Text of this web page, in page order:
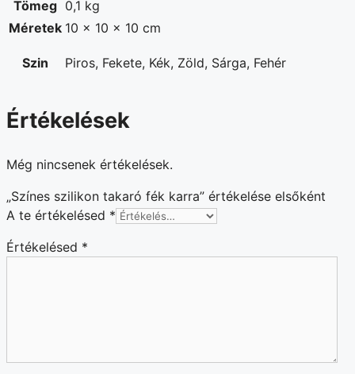
Tömeg 0,1 kg
Méretek 10 × 10 × 10 cm
Szin Piros, Fekete, Kék, Zöld, Sárga, Fehér
Értékelések
Még nincsenek értékelések.
„Színes szilikon takaró fék karra” értékelése elsőként
A te értékelésed *
Értékelésed *